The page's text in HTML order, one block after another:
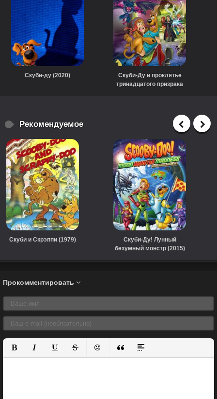
Скуби-ду (2020)
Скуби-Ду и проклятье
тринадцатого призрака
Рекомендуемое
Скуби и Скрэппи (1979)
Скуби-Ду! Лунный
безумный монстр (2015)
Прокомментировать
Полужирный
КурсивПодчеркнутый
ЗачеркнутыйВставить смайлик
Вставка цитаты
Вставка спойлера